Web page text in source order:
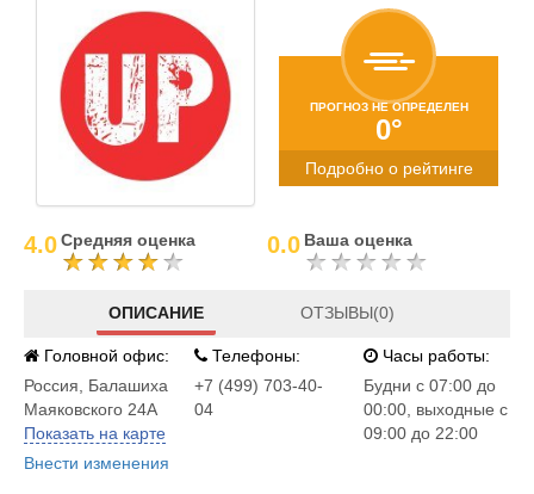
ПРОГНОЗ НЕ ОПРЕДЕЛЕН
0°
Подробно о рейтинге
4.0Средняя оценка 0.0 Ваша оценка
ОПИСАНИЕ ОТЗЫВЫ(0)
Головной офис:
Россия
Балашиха
Маяковского 24А
Показать на карте
Внести изменения
Телефоны:
+7 (499) 703-40-
04
Часы работы:
Будни с 07:00 до
00:00, выходные с
09:00 до 22:00